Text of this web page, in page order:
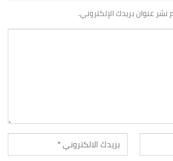
نشر عنوان بريدك الإلكتروني.